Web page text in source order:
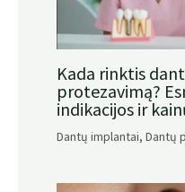
Kada rinktis
protezavimą?
indikacijos ir
Dantų implantai, Dantų